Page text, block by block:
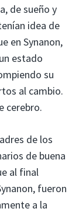
de sueño y
idea de
en Synanon,
estado
su
al cambio.
cerebro.
de los
de buena
al final
fueron
a la